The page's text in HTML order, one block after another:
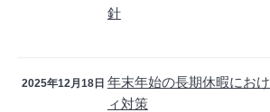
針
2025年12月18日 年末年始の長期休暇にお
ィ対策